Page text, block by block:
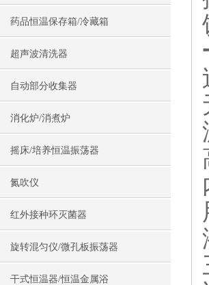
药品恒温保存箱/冷藏箱
超声波清洗器
自动部分收集器
消化炉/消煮炉
摇床/培养恒温振荡器
氮吹仪
红外接种环灭菌器
旋转混匀仪/微孔板振荡器
干式恒温器/恒温金属浴